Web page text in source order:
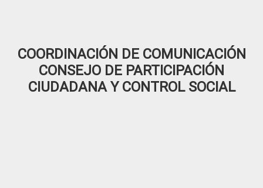
COORDINACIÓN DE COMUNICACIÓN
CONSEJO DE PARTICIPACIÓN
CIUDADANA Y CONTROL SOCIAL